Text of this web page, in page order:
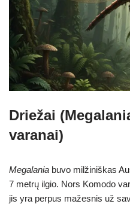
Driežai
varanai)
Megalania buvo milžiniškas
7 metrų ilgio. Nors Komodo
jis yra perpus mažesnis už